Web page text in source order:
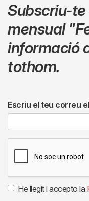
Subscriu-
mensual
informació
tothom.
Escriu el teu correu
He llegit i accepto la